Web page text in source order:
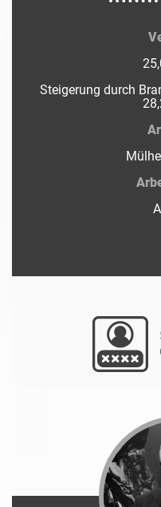
Steigerung durch